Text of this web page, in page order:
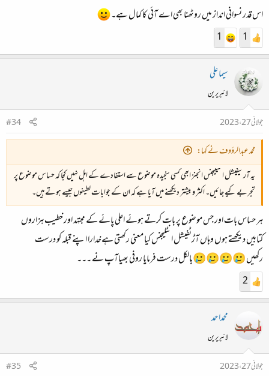
اس قدر نسوانی انداز میں روٹھنا بھی اے آئی کا کمال ہے۔
1
1
سیما علی
لائبریرین
جولائی 27، 2023
#34
محمد عبدالرؤوف نے کہا:
یہ آرٹیفیشل انٹیلیجنس انجنز ابھی کسی سنجیدہ موضوع سے استفادے کے اہل نہیں کجا کہ حساس موضوع پر
تجربے کیے جائیں۔ اکثر و بیشتر دیکھنے میں آیا ہے کہ ان کے جوابات لطیفوں جیسے ہوتے ہیں۔
ہر حساس بات اور جس موضوع پر بات کرتے ہوئے اعلی پائے کے مجتہد اور خطیب ہزاروں
کتابیں دیکھتے ہوں وہاں آڑٹفیشل انٹلیجنس کیا معنی رکھتی ہےخدارا اپنے قبلہ کو درست
رکھیں 🥲🥲🥲🥲بالکل درست فرمایا روفی بھیاآپ نے ۔۔۔
2
محمداحمد
لائبریرین
جولائی 27، 2023
#35